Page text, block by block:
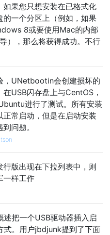
如果您只想安装在已格式化
的一个分区上（例如，如果
8或要使用Mac的内部
），那么将获得成功。不行
，UNetbootin会创建损坏的
在USB闪存盘上与CentOS，
进行了测试。所有安装
正常启动，但是在启动安装
问题。
行版出现在下拉列表中，则
一样工作
述把一个USB驱动器插入启
式。用户jbdjunk提到了下面